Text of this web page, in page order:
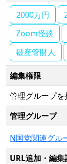
2000万円
Zoom怪談
破産管財人
編集権限
管理グループを
管理グループ
N国党関連グル
URL追加・編集